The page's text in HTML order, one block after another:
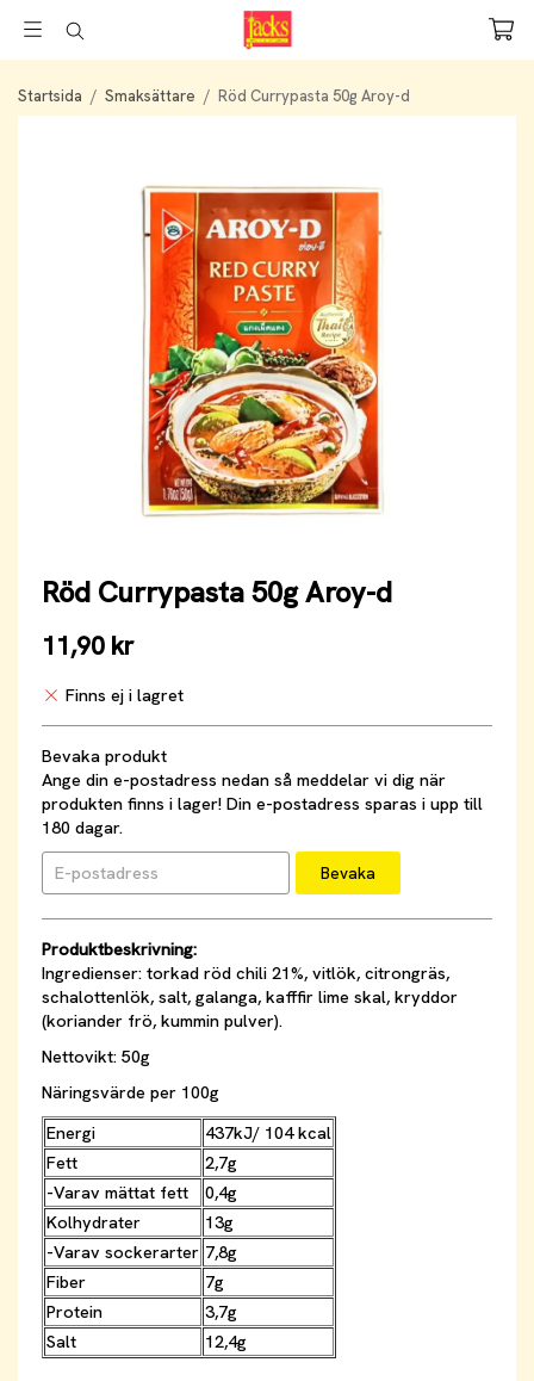
Startsida / Smaksättare / Röd Currypasta 50g Aroy-d
Röd Currypasta 50g Aroy-d
11,90 kr
Finns ej i lagret
Bevaka produkt
Ange din e-postadress nedan så meddelar vi dig när
produkten finns i lager! Din e-postadress sparas i upp till
180 dagar.
Bevaka
Produktbeskrivning:
Ingredienser: torkad röd chili 21%, vitlök, citrongräs,
schalottenlök, salt, galanga, kafffir lime skal, kryddor
(koriander frö, kummin pulver).
Nettovikt: 50g
Näringsvärde per 100g
Energi
437kJ/ 104 kcal
Fett
2,7g
-Varav mättat fett
0,4g
Kolhydrater
13g
-Varav sockerarter 7,8g
Fiber
7g
Protein
3,7g
Salt
12,4g